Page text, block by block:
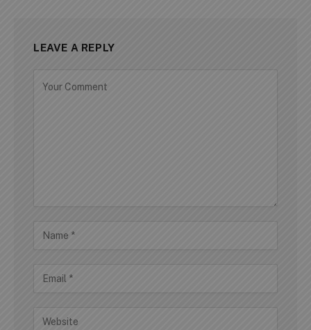
LEAVE A REPLY